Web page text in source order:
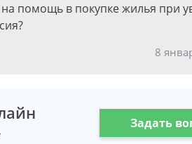
помощь в покупке жилья при
8
Задать